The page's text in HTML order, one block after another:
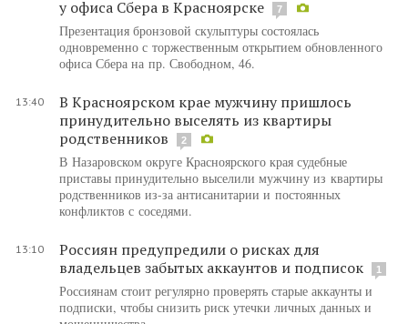
у офиса Сбера в Красноярске
7
Презентация бронзовой скульптуры состоялась
одновременно с торжественным открытием обновленного
офиса Сбера на пр. Свободном, 46.
13:40
В Красноярском крае мужчину пришлось
принудительно выселять из квартиры
родственников
2
В Назаровском округе Красноярского края судебные
приставы принудительно выселили мужчину из квартиры
родственников из-за антисанитарии и постоянных
конфликтов с соседями.
13:10
Россиян предупредили о рисках для
владельцев забытых аккаунтов и подписок
1
Россиянам стоит регулярно проверять старые аккаунты и
подписки, чтобы снизить риск утечки личных данных и